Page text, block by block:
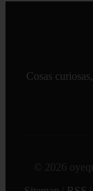
Cosas
© 2026